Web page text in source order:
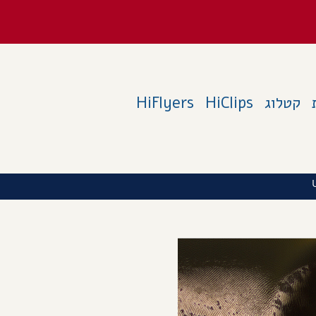
קטלוג HiFlyers HiClips